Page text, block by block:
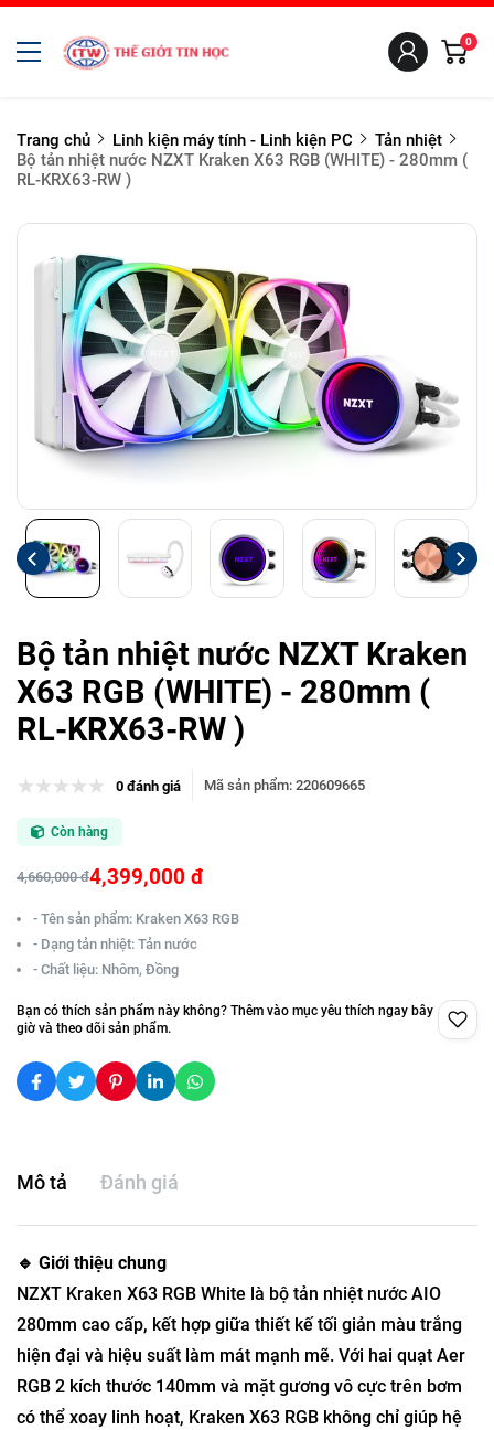
0
Trang chủ Linh kiện máy tính - Linh kiện PC
Tản nhiệt
Bộ tản nhiệt nước NZXT Kraken X63 RGB (WHITE) - 280mm (
RL-KRX63-RW )
Bộ tản nhiệt nước NZXT Kraken
X63 RGB (WHITE) - 280mm (
RL-KRX63-RW )
0 đánh giá Mã sản phẩm: 220609665
Còn hàng
4,660,000 đ4,399,000 đ
- Tên sản phẩm: Kraken X63 RGB
- Dạng tản nhiệt: Tản nước
- Chất liệu: Nhôm, Đồng
Bạn có thích sản phẩm này không? Thêm vào mục yêu thích ngay bây
giờ và theo dõi sản phẩm.
Mô tả Đánh giá
🔹 Giới thiệu chung
NZXT Kraken X63 RGB White là bộ tản nhiệt nước AIO
280mm cao cấp, kết hợp giữa thiết kế tối giản màu trắng
hiện đại và hiệu suất làm mát mạnh mẽ. Với hai quạt Aer
RGB 2 kích thước 140mm và mặt gương vô cực trên bơm
có thể xoay linh hoạt, Kraken X63 RGB không chỉ giúp hệ